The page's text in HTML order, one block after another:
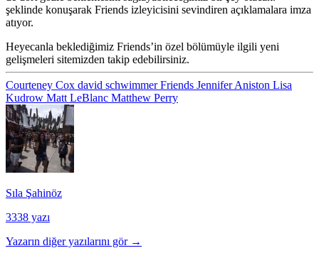
şeklinde konuşarak Friends izleyicisini sevindiren açıklamalara imza
atıyor.
Heyecanla beklediğimiz Friends’in özel bölümüyle ilgili yeni
gelişmeleri sitemizden takip edebilirsiniz.
Courteney Cox david schwimmerFriends Jennifer Aniston Lisa
Kudrow Matt LeBlanc Matthew Perry
Sıla Şahinöz
3338 yazı
Yazarın diğer yazılarını gör →